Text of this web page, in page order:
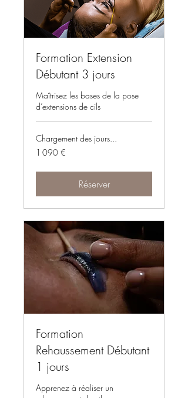
Formation Extension
Débutant 3 jours
Maîtrisez les bases de la pose
d’extensions de cils
Chargement des jours...
1 090
euros
1 090 €
Réserver
Formation
Rehaussement Débutant
1 jours
Apprenez à réaliser un